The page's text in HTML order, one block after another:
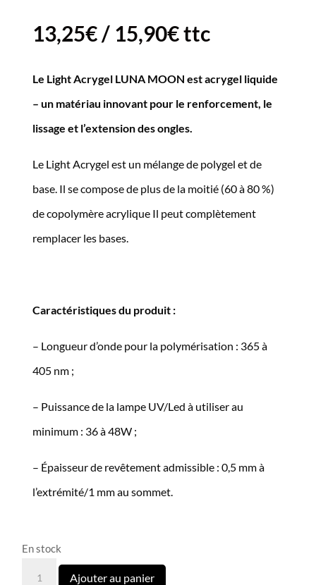
13,25€/ 15,90€ttc
Le Light Acrygel LUNA MOON est acrygel liquide
– un matériau innovant pour le renforcement, le
lissage et l’extension des ongles.
Le Light Acrygel est un mélange de polygel et de
base. Il se compose de plus de la moitié (60 à 80 %)
de copolymère acrylique Il peut complètement
remplacer les bases.
Caractéristiques du produit :
– Longueur d’onde pour la polymérisation : 365 à
405 nm ;
– Puissance de la lampe UV/Led à utiliser au
minimum : 36 à 48W ;
– Épaisseur de revêtement admissible : 0,5 mm à
l’extrémité/1 mm au sommet.
En stock
quantité
Ajouter au panier